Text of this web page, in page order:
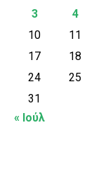
3
4
10
11
17
18
24
25
31
« Ιούλ